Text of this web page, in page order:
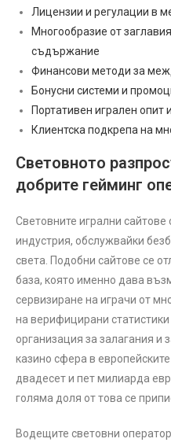
Лицензии и регулации в
Многообразие от
съдържание
Финансови методи за
Бонусни системи и
Портативен игрален опит
Клиентска подкрепа на
Световното
добрите гейминг
Световните игрални сайтове
индустрия, обслужвайки
света. Подобни сайтове се
база, която именно дава
сервизиране на играчи от
на верифицирани
организация за залагания и
казино сфера в
двадесет и пет милиарда
голяма доля от това се
Водещите световни